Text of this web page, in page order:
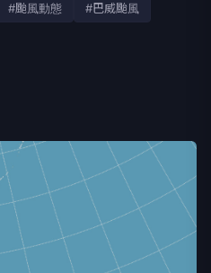
#颱風動態 #巴威颱風